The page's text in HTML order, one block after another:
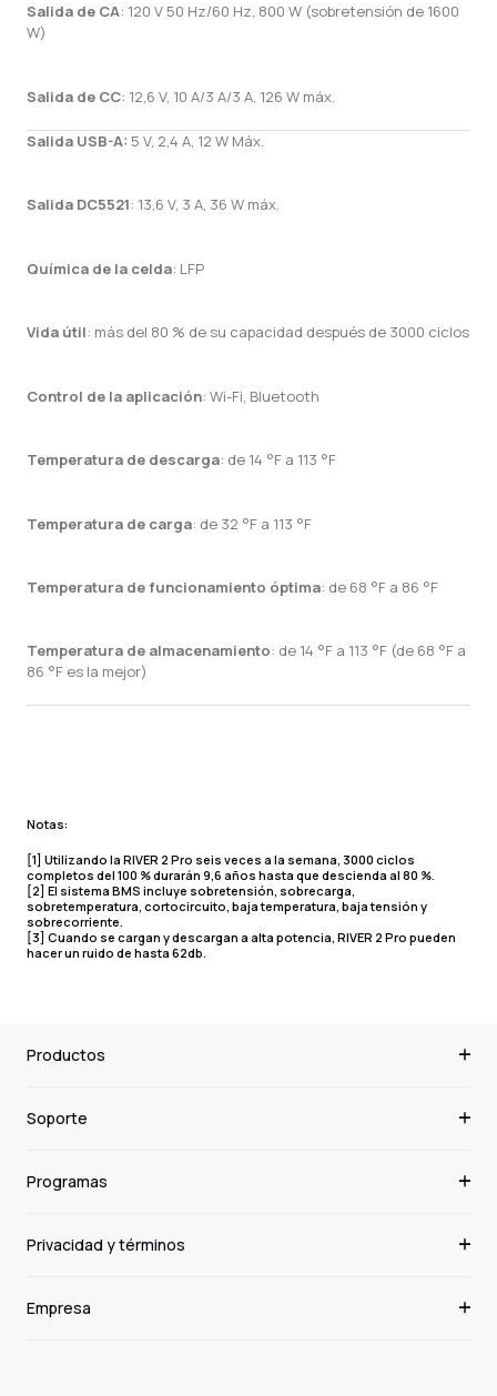
Salida de CA: 120 V 50 Hz/60 Hz, 800 W (sobretensión de 1600
W)
Salida de CC: 12,6 V, 10 A/3 A/3 A, 126 W máx.
Salida USB-A: 5 V, 2,4 A, 12 W Máx.
Salida DC5521: 13,6 V, 3 A, 36 W máx.
Química de la celda: LFP
Vida útil: más del 80 % de su capacidad después de 3000 ciclos
Control de la aplicación: Wi-Fi, Bluetooth
Temperatura de descarga: de 14 °F a 113 °F
Temperatura de carga: de 32 °F a 113 °F
Temperatura de funcionamiento óptima: de 68 °F a 86 °F
Temperatura de almacenamiento: de 14 °F a 113 °F (de 68 °F a
86 °F es la mejor)
Notas:
[1] Utilizando la RIVER 2 Pro seis veces a la semana, 3000 ciclos
completos del 100 % durarán 9,6 años hasta que descienda al 80 %.
[2] El sistema BMS incluye sobretensión, sobrecarga,
sobretemperatura, cortocircuito, baja temperatura, baja tensión y
sobrecorriente.
[3] Cuando se cargan y descargan a alta potencia, RIVER 2 Pro pueden
hacer un ruido de hasta 62db.
Productos
Soporte
Programas
Privacidad y términos
Empresa